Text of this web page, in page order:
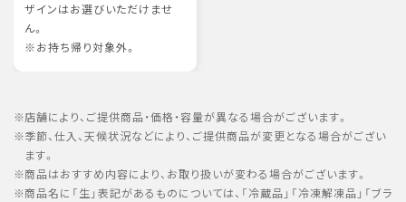
ザインはお選びいただけませ
ん。
※お持ち帰り対象外。
店舗により、ご提供商品・価格・容量が異なる場合がございます。
季節、仕入、天候状況などにより、ご提供商品が変更となる場合がござい
ます。
商品はおすすめ内容により、お取り扱いが変わる場合がございます。
商品名に「生」表記があるものについては、「冷蔵品」「冷凍解凍品」「ブラ